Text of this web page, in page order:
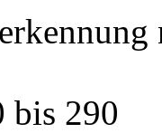
bis 290